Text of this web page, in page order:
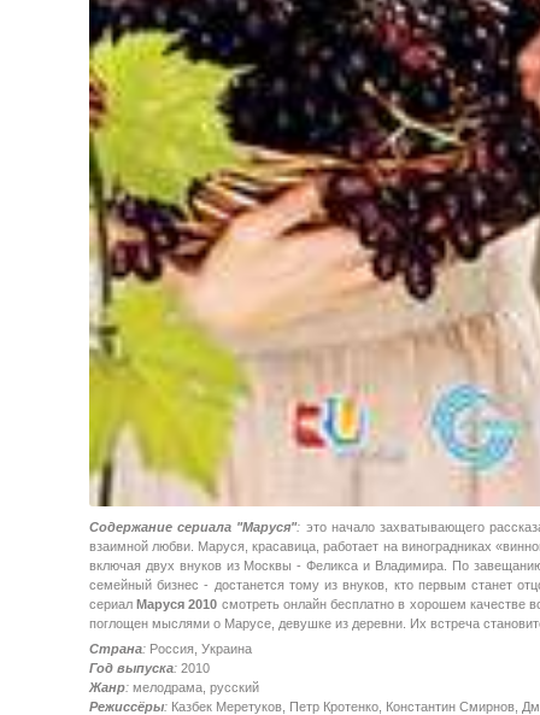
Содержание сериала "Маруся": это начало захватывающего
взаимной любви. Маруся, красавица, работает на виноградниках
включая двух внуков из Москвы - Феликса и Владимира. По
семейный бизнес - достанется тому из внуков, кто первым станет
сериалМаруся 2010 смотреть онлайн бесплатно в хорошем качестве
поглощен мыслями о Марусе, девушке из деревни. Их встреча
Страна: Россия, Украина
Год выпуска: 2010
Жанр: мелодрама, русский
Режиссёры: Казбек Меретуков, Петр Кротенко, Константин Смирнов,